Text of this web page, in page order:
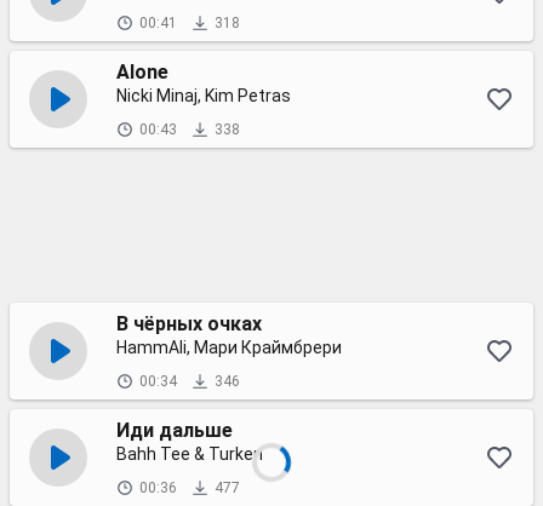
00:41 318
Alone
Nicki Minaj, Kim Petras
00:43 338
В чёрных очках
HammAli, Мари Краймбрери
00:34 346
Иди дальше
Bahh Tee & Turken
00:36 477